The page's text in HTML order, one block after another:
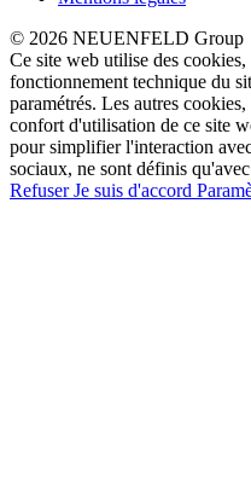
© 2026 NEUENFELD Group
Ce site web utilise des cookies,
fonctionnement technique du
paramétrés. Les autres
confort d'utilisation de ce site
pour simplifier l'interaction
sociaux, ne sont définis
RefuserJe suis d'accord